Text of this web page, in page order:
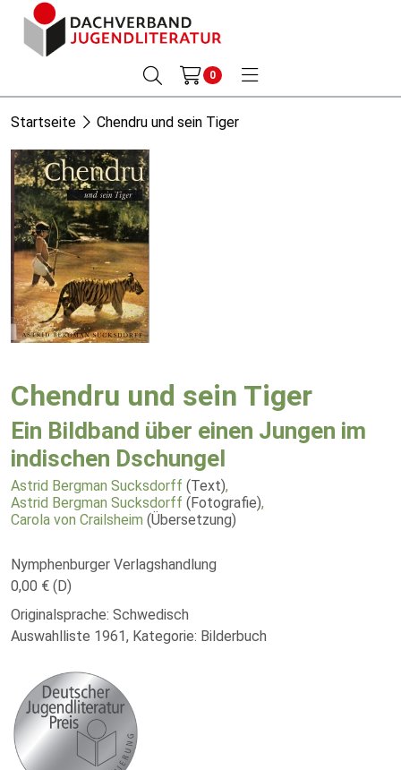
0
Startseite Chendru und sein Tiger
Chendru und sein Tiger
Ein Bildband über einen Jungen im
indischen Dschungel
Astrid Bergman Sucksdorff (Text),
Astrid Bergman Sucksdorff (Fotografie),
Carola von Crailsheim (Übersetzung)
Nymphenburger Verlagshandlung
0,00 € (D)
Originalsprache: Schwedisch
Auswahlliste 1961, Kategorie: Bilderbuch